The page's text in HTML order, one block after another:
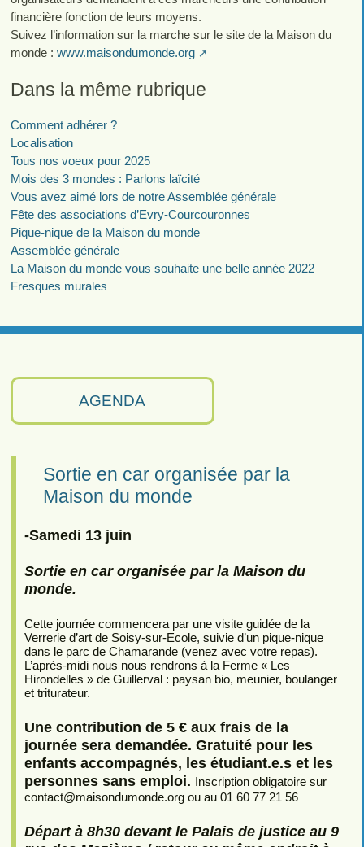
AGENDA
Sortie en car organisée par la
Maison du monde
-Samedi 13 juin
Sortie en car organisée par la Maison du
monde.
Cette journée commencera par une visite guidée de la
Verrerie d’art de Soisy-sur-Ecole, suivie d’un pique-nique
dans le parc de Chamarande (venez avec votre repas).
L’après-midi nous nous rendrons à la Ferme « Les
Hirondelles » de Guillerval : paysan bio, meunier, boulanger
et triturateur.
Une contribution de 5 € aux frais de la
journée sera demandée. Gratuité pour les
enfants accompagnés, les étudiant.e.s et les
personnes sans emploi. Inscription obligatoire sur
contact@maisondumonde.org ou au 01 60 77 21 56
Départ à 8h30 devant le Palais de justice au 9
financière fonction de leurs moyens.
Suivez l’information sur la marche sur le site de la Maison du
monde : www.maisondumonde.org
Dans la même rubrique
Comment adhérer ?
Localisation
Tous nos voeux pour 2025
Mois des 3 mondes : Parlons laïcité
Vous avez aimé lors de notre Assemblée générale
Fête des associations d’Evry-Courcouronnes
Pique-nique de la Maison du monde
Assemblée générale
La Maison du monde vous souhaite une belle année 2022
Fresques murales